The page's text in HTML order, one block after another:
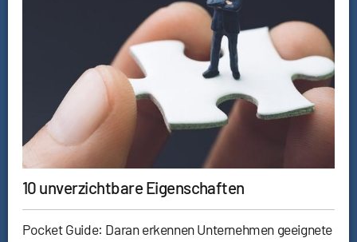
10 unverzichtbare Eigenschaften
Pocket Guide: Daran erkennen Unternehmen geeignete